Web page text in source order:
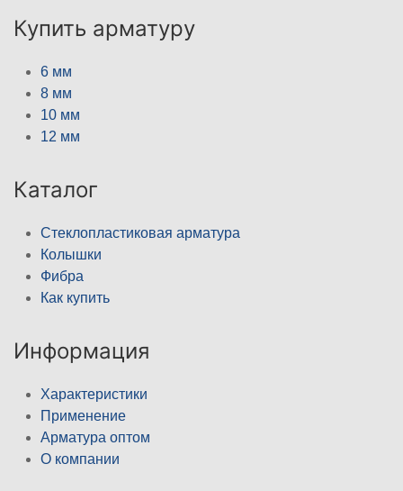
Купить арматуру
6 мм
8 мм
10 мм
12 мм
Каталог
Стеклопластиковая арматура
Колышки
Фибра
Как купить
Информация
Характеристики
Применение
Арматура оптом
О компании